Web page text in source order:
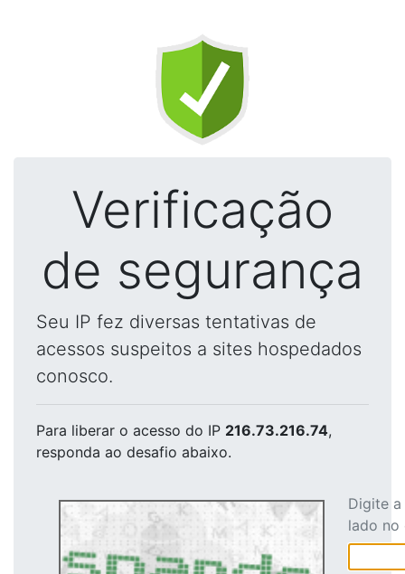
Verificação
de segurança
Seu IP fez diversas tentativas de
acessos suspeitos a sites hospedados
conosco.
Para liberar o acesso do IP 216.73.216.74,
responda ao desafio abaixo.
Digite
lado no